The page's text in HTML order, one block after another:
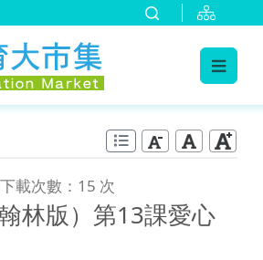
下載次數：15 次
林版）第13課愛心